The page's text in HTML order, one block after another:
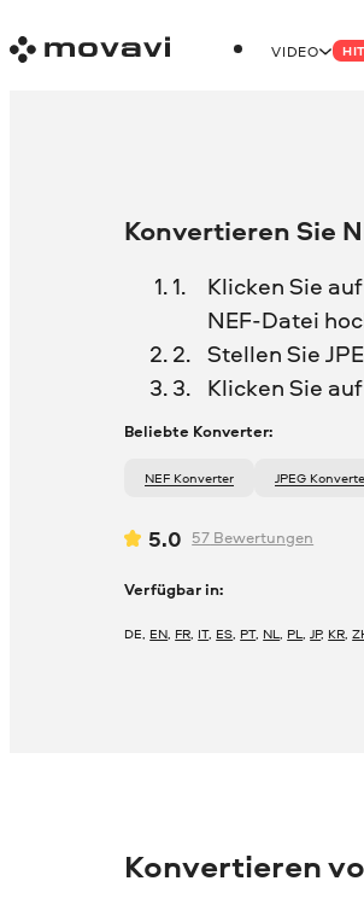
VIDEO
Konvertieren Sie
Klicken Sie
NEF-Datei
Stellen Sie
Klicken Sie
Beliebte Konverter:
NEF Konverter JPEG
5.0 57 Bewertungen
Verfügbar in:
DE, EN, FR, IT, ES, PT, NL, PL,JP, KR,
Konvertieren